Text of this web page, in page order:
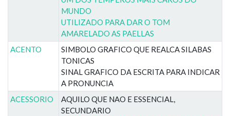
MUNDO
UTILIZADO PARA DAR O TOM
AMARELADO AS PAELLAS
ACENTO
SIMBOLO GRAFICO QUE REALCA SILABAS
TONICAS
SINAL GRAFICO DA ESCRITA PARA INDICAR
A PRONUNCIA
ACESSORIO
AQUILO QUE NAO E ESSENCIAL,
SECUNDARIO